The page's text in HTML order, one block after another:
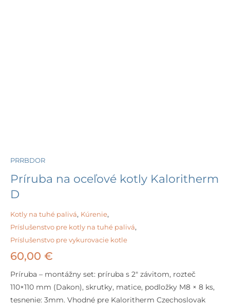
PRRBDOR
Príruba na oceľové kotly Kaloritherm
D
Kotly na tuhé palivá, Kúrenie,
Príslušenstvo pre kotly na tuhé palivá,
Príslušenstvo pre vykurovacie kotle
60,00 €
Príruba – montážny set: príruba s 2″ závitom, rozteč
110×110 mm (Dakon), skrutky, matice, podložky M8 × 8 ks,
tesnenie: 3mm. Vhodné pre Kaloritherm Czechoslovak